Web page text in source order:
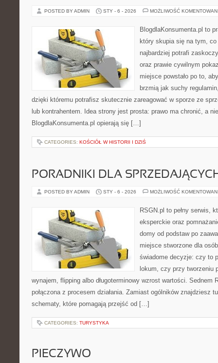
POSTED BY ADMIN STY - 6 - 2026 MOŻLIWOŚĆ
BlogdlaKonsumenta.pl to
który skupia się na tym,
najbardziej potrafi
oraz prawie cywilnym
miejsce powstało po to,
brzmią jak suchy
dzięki któremu potrafisz skutecznie zareagować w sporze ze
lub kontrahentem. Idea strony jest prosta: prawo ma chronić, a
BlogdlaKonsumenta.pl opierają się […]
CATEGORIES: KOŚCIÓŁ W HISTORII I DZIŚ
PORADNIKI DLA
POSTED BY ADMIN STY - 6 - 2026 MOŻLIWOŚĆ
RSGN.pl to pełny serwis,
eksperckie oraz
domy od podstaw po
miejsce stworzone dla
świadome decyzje: czy to
lokum, czy przy tworzeniu
wynajem, flipping albo długoterminowy wzrost wartości. Sednem
połączona z procesem działania. Zamiast ogólników znajdziesz
schematy, które pomagają przejść od […]
CATEGORIES: TURYSTYKA
PIECZYWO